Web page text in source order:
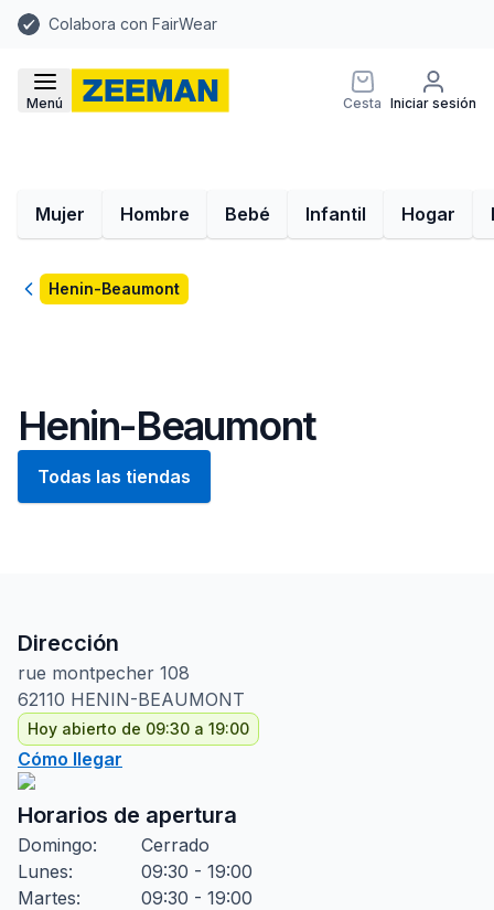
Colabora con FairWear
Menú Cesta Iniciar sesión
Mujer Hombre Bebé Infantil Hogar
VolverHenin-Beaumont
Henin-Beaumont
Todas las tiendas
Dirección
rue montpecher 108
62110 HENIN-BEAUMONT
Hoy abierto de 09:30 a 19:00
Cómo llegar
Horarios de apertura
Domingo:
Cerrado
Lunes:
09:30 - 19:00
Martes:
09:30 - 19:00